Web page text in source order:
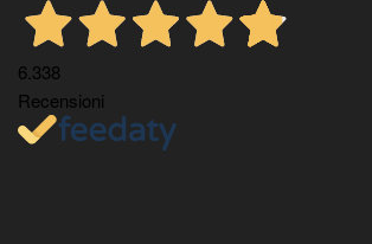
6.338
Recensioni